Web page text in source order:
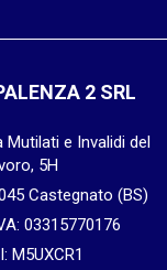
2 SRL
Mutilati e Invalidi del
5H
Castegnato (BS)
03315770176
M5UXCR1